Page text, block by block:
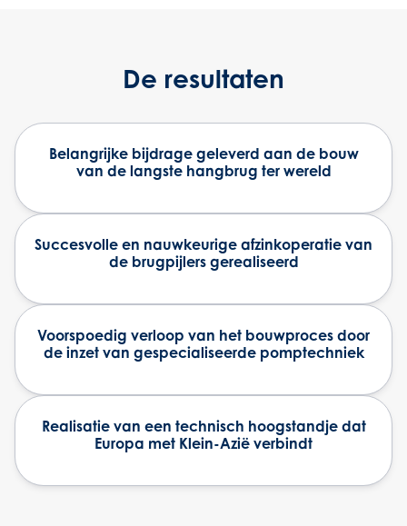
De resultaten
Belangrijke bijdrage geleverd aan de bouw
van de langste hangbrug ter wereld
Succesvolle en nauwkeurige afzinkoperatie van
de brugpijlers gerealiseerd
Voorspoedig verloop van het bouwproces door
de inzet van gespecialiseerde pomptechniek
Realisatie van een technisch hoogstandje dat
Europa met Klein-Azië verbindt